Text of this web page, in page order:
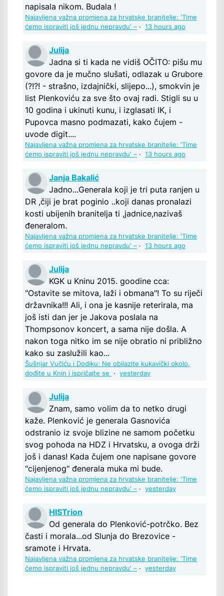
napisala nikom. Budala !
Najavljena važna promjena za hrvatske branitelje: 'Time
ćemo ispraviti još jednu nepravdu' – · 13 hours ago
Julija
Jadna si ti kada ne vidiš OČITO: pišu mu
govore da je mučno slušati, odlazak u Grubore
(?!?! - strašno, izdajnički, slijepo...), smokvin je
list Plenkoviću za sve što ovaj radi. Stigli su u
10 godina i ukinuti kunu, i izglasati IK, i
Pupovca masno podmazati, kako čujem -
uvode digit....
Najavljena važna promjena za hrvatske branitelje: 'Time
ćemo ispraviti još jednu nepravdu' – · 13 hours ago
Janja Bakalić
Jadno...Generala koji je tri puta ranjen u
DR ,čiji je brat poginio ..koji danas pronalazi
kosti ubijenih branitelja ti ,jadnice,nazivaš
đeneralom.
Najavljena važna promjena za hrvatske branitelje: 'Time
ćemo ispraviti još jednu nepravdu' – · 13 hours ago
Julija
KGK u Kninu 2015. goodine cca:
"Ostavite se mitova, laži i obmana"! To su riječi
državnika!!! Ali, i ona je kasnije reterirala, ma
još isti dan jer je Jakova poslala na
Thompsonov koncert, a sama nije došla. A
nakon toga nitko im se nije obratio ni približno
kako su zaslužili kao...
Šušnjar Vučiću i Dodiku: Ne obilazite kukavički okolo,
dođite u Knin i ispričajte se
· yesterday
Julija
Znam, samo volim da to netko drugi
kaže. Plenković je generala Gasnovića
odstranio iz svoje blizine ne samom početku
svog pohoda na HDZ i Hrvatsku, a ovoga drži
još i danas! Kada čujem one napisane govore
"cijenjenog" đenerala muka mi bude.
Najavljena važna promjena za hrvatske branitelje: 'Time
ćemo ispraviti još jednu nepravdu' – · yesterday
HISTrion
Od generala do Plenković-potrčko. Bez
časti i morala...od Slunja do Brezovice -
sramote i Hrvata.
Najavljena važna promjena za hrvatske branitelje: 'Time
ćemo ispraviti još jednu nepravdu' – · yesterday